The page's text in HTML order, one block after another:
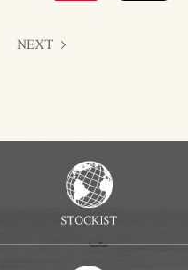
NEXT